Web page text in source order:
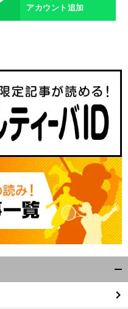
エ
リック
・
カントナという「
劇
薬
」
に誰もが心酔
実働わずか４年半でトラブルメーカーはマンＵの王様となった
アカウント追加
閉